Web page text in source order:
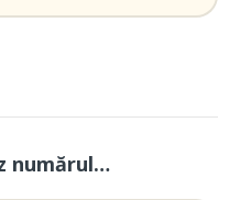
numărul…